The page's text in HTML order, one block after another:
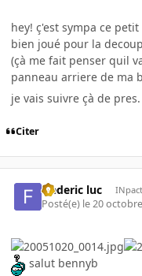
hey! ç'est sympa ce
bien joué pour la
(çà me fait penser quil
panneau arriere de ma
je vais suivre çà de pres.
Citer
frederic luc
Posté(e) le 20
salut bennyb